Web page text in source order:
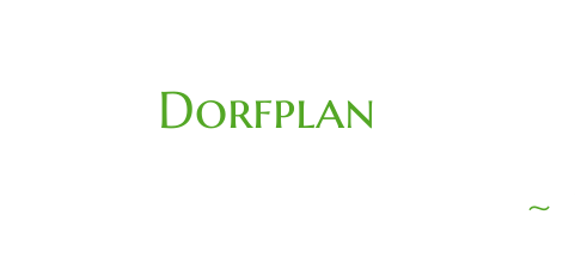
Dorfplan